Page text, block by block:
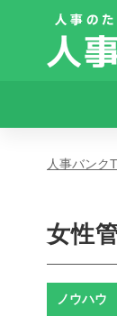
人事バンク
女性
ノウハウ